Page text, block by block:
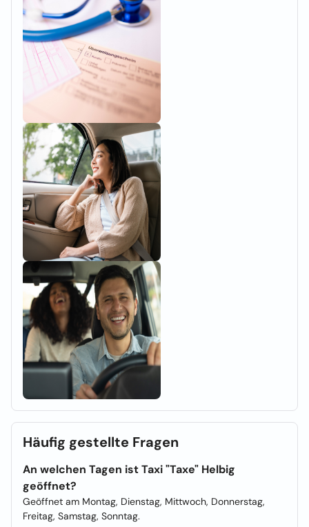
Häufig gestellte Fragen
An welchen Tagen ist Taxi "Taxe" Helbig
geöffnet?
Geöffnet am Montag, Dienstag, Mittwoch, Donnerstag,
Freitag, Samstag, Sonntag.